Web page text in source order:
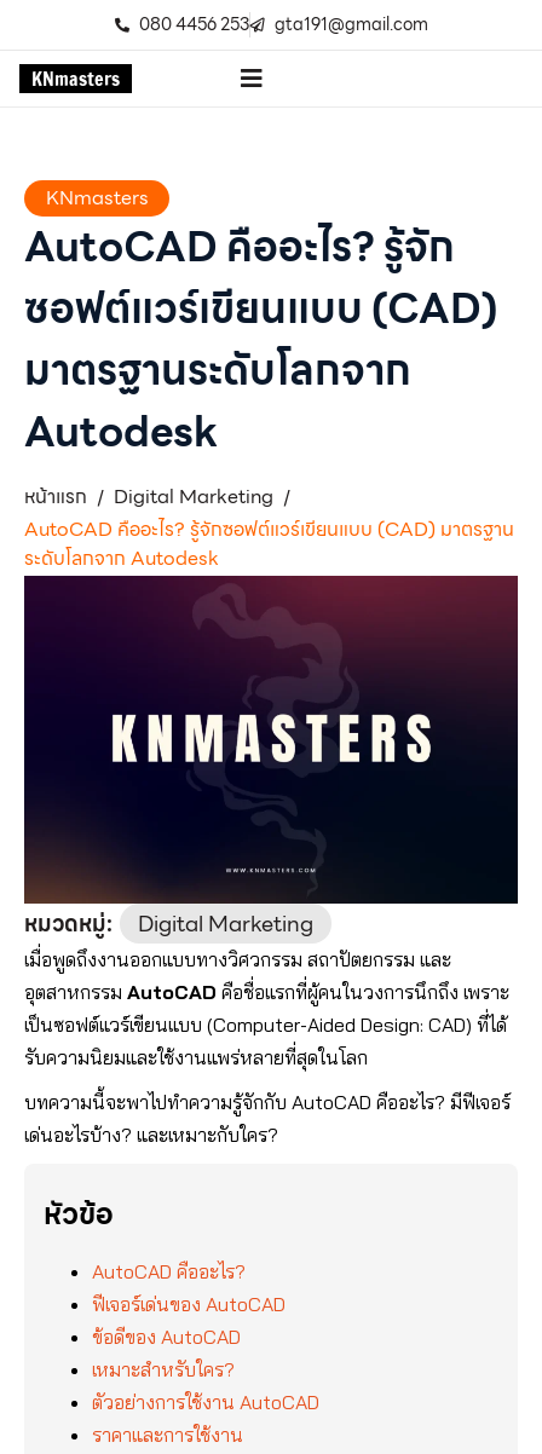
080 4456 253 gta191@gmail.com
KNmasters
KNmasters
AutoCAD คืออะไร? รู้จัก
ซอฟต์แวร์เขียนแบบ (CAD)
มาตรฐานระดับโลกจาก
Autodesk
หน้าแรก / Digital Marketing /
AutoCAD คืออะไร? รู้จักซอฟต์แวร์เขียนแบบ (CAD) มาตรฐาน
ระดับโลกจาก Autodesk
หมวดหมู่: Digital Marketing
เมื่อพูดถึงงานออกแบบทางวิศวกรรม สถาปัตยกรรม และ
อุตสาหกรรม AutoCAD คือชื่อแรกที่ผู้คนในวงการนึกถึง เพราะ
เป็นซอฟต์แวร์เขียนแบบ (Computer-Aided Design: CAD) ที่ได้
รับความนิยมและใช้งานแพร่หลายที่สุดในโลก
บทความนี้จะพาไปทำความรู้จักกับ AutoCAD คืออะไร? มีฟีเจอร์
เด่นอะไรบ้าง? และเหมาะกับใคร?
หัวข้อ
AutoCAD คืออะไร?
ฟีเจอร์เด่นของ AutoCAD
ข้อดีของ AutoCAD
เหมาะสำหรับใคร?
ตัวอย่างการใช้งาน AutoCAD
ราคาและการใช้งาน